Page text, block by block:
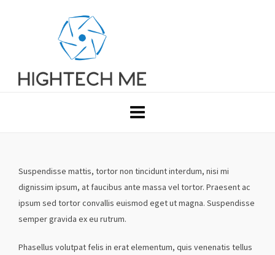
Suspendisse mattis, tortor non tincidunt interdum, nisi mi
dignissim ipsum, at faucibus ante massa vel tortor. Praesent ac
ipsum sed tortor convallis euismod eget ut magna. Suspendisse
semper gravida ex eu rutrum.
Phasellus volutpat felis in erat elementum, quis venenatis tellus